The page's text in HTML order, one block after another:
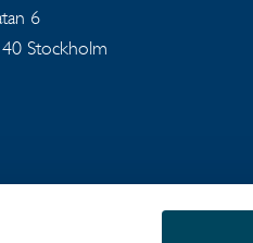
6
Stockholm